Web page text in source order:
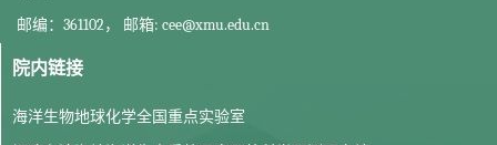
邮编：361102， 邮箱: cee@xmu.edu.cn
院内链接
海洋生物地球化学全国重点实验室